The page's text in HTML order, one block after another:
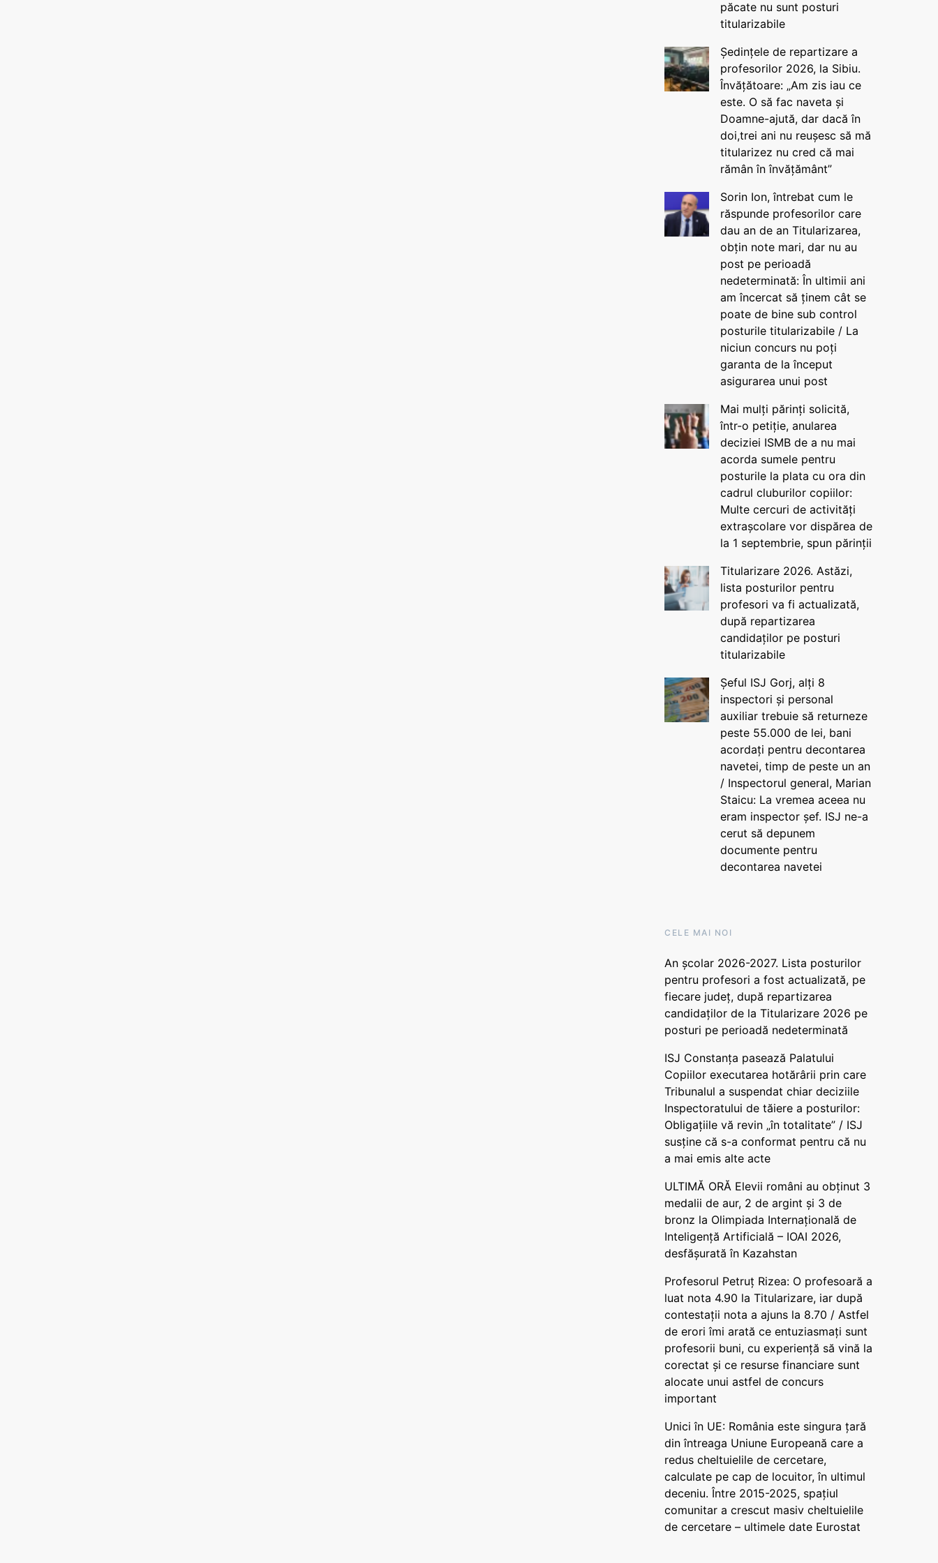
păcate nu sunt posturi
titularizabile
Ședințele de repartizare a
profesorilor 2026, la Sibiu.
Învățătoare: „Am zis iau ce
este. O să fac naveta și
Doamne-ajută, dar dacă în
doi,trei ani nu reușesc să mă
titularizez nu cred că mai
rămân în învățământ”
Sorin Ion, întrebat cum le
răspunde profesorilor care
dau an de an Titularizarea,
obțin note mari, dar nu au
post pe perioadă
nedeterminată: În ultimii ani
am încercat să ținem cât se
poate de bine sub control
posturile titularizabile / La
niciun concurs nu poți
garanta de la început
asigurarea unui post
Mai mulți părinți solicită,
într-o petiție, anularea
deciziei ISMB de a nu mai
acorda sumele pentru
posturile la plata cu ora din
cadrul cluburilor copiilor:
Multe cercuri de activități
extrașcolare vor dispărea de
la 1 septembrie, spun părinții
Titularizare 2026. Astăzi,
lista posturilor pentru
profesori va fi actualizată,
după repartizarea
candidaților pe posturi
titularizabile
Șeful ISJ Gorj, alți 8
inspectori și personal
auxiliar trebuie să returneze
peste 55.000 de lei, bani
acordați pentru decontarea
navetei, timp de peste un an
/ Inspectorul general, Marian
Staicu: La vremea aceea nu
eram inspector șef. ISJ ne-a
cerut să depunem
documente pentru
decontarea navetei
CELE MAI NOI
An școlar 2026-2027. Lista posturilor
pentru profesori a fost actualizată, pe
fiecare județ, după repartizarea
candidaților de la Titularizare 2026 pe
posturi pe perioadă nedeterminată
ISJ Constanța pasează Palatului
Copiilor executarea hotărârii prin care
Tribunalul a suspendat chiar deciziile
Inspectoratului de tăiere a posturilor:
Obligațiile vă revin „în totalitate” / ISJ
susține că s-a conformat pentru că nu
a mai emis alte acte
ULTIMĂ ORĂ Elevii români au obținut 3
medalii de aur, 2 de argint și 3 de
bronz la Olimpiada Internațională de
Inteligență Artificială – IOAI 2026,
desfășurată în Kazahstan
Profesorul Petruț Rizea: O profesoară a
luat nota 4.90 la Titularizare, iar după
contestații nota a ajuns la 8.70 / Astfel
de erori îmi arată ce entuziasmați sunt
profesorii buni, cu experiență să vină la
corectat și ce resurse financiare sunt
alocate unui astfel de concurs
important
Unici în UE: România este singura țară
din întreaga Uniune Europeană care a
redus cheltuielile de cercetare,
calculate pe cap de locuitor, în ultimul
deceniu. Între 2015-2025, spațiul
comunitar a crescut masiv cheltuielile
de cercetare – ultimele date Eurostat